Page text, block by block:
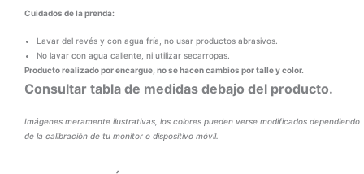
Cuidados de la prenda:
Lavar del revés y con agua fría, no usar productos abrasivos.
No lavar con agua caliente, ni utilizar secarropas.
Producto realizado por encargue, no se hacen cambios por talle y color.
Consultar tabla de medidas debajo del producto.
Imágenes meramente ilustrativas, los colores pueden verse modificados dependiendo
de la calibración de tu monitor o dispositivo móvil.